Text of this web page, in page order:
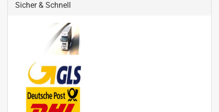
Sicher & Schnell